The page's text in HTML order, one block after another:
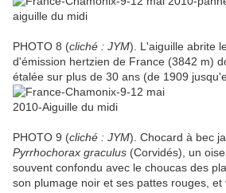
PHOTO 8 (cliché : JYM). L'aiguille abrite
d'émission hertzien de France (3842 m)
étalée sur plus de 30 ans (de 1909
PHOTO 9 (cliché : JYM). Chocard à bec
Pyrrhochorax graculus (Corvidés), un
souvent confondu avec le choucas des
son plumage noir et ses pattes rouges,